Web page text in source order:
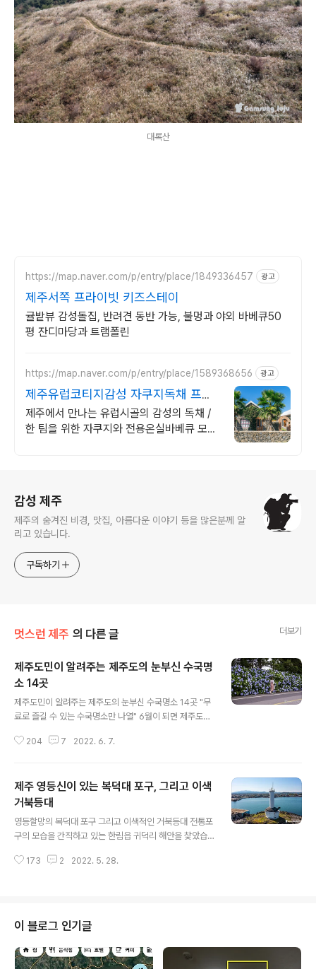
대록산
https://map.naver.com/p/entry/place/1849336457 광고
제주서쪽 프라이빗 키즈스테이
귤밭뷰 감성돌집, 반려견 동반 가능, 불멍과 야외 바베큐50
평 잔디마당과 트램폴린
https://map.naver.com/p/entry/place/1589368656 광고
제주유럽코티지감성 자쿠지독채 프라
이빗 제주여행, 유럽감성
제주에서 만나는 유럽시골의 감성의 독채 /
한 팀을 위한 자쿠지와 전용온실바베큐 모두
감성 제주
제주의 숨겨진 비경, 맛집, 아름다운 이야기 등을 많은분께 알
리고 있습니다.
구독하기
멋스런 제주 의 다른 글 더보기
제주도민이 알려주는 제주도의 눈부신 수국명
소 14곳
제주도민이 알려주는 제주도의 눈부신 수국명소 14곳 "무
료로 즐길 수 있는 수국명소만 나열" 6월이 되면 제주도에
수국명소 중 한 곳인 온평 혼인지에는 벌써 수국이 만개하
욱 풍성한 모습으로 사랑을 받을 것 같습니다. 코로나로 묶
였던 답답함을 털어내듯 많은 사람들이 밖으로 쏟아져 나
오고 있는 요즘입니다. 제주도의 이름난 명소에는 어디를
가든 밀려든 인파로 가득한데요, 6월과 함께 수국이 개화
를 하면서 최고의 볼거리가 하나 더 가미된 형국입니다. 제
주도에는 많은 수국명소들이 있지만 개화하는 시기는 조금
204 7 2022. 6. 7.
제주 영등신이 있는 복덕대 포구, 그리고 이색
거북등대
영등할망의 복덕대 포구 그리고 이색적인 거북등대 전통포
구의 모습을 간직하고 있는 한림읍 귀덕리 해안을 찾았습
현무암을 차곡차곡 쌓아올려 튼튼하게 만들어진 포구의 형
니다. 이곳뿐만이 아니고, 제주도 해안에 남아 있는 전통 포
구의 구조를 자세히 살펴보면 어렵지 않게 이와 같은 형태
를 볼 수 있습니다. 가장 안쪽의 안캐 포구는 태풍 때 어선
을 피신시켜 놓거나 수리할 때 사용했던 곳이고, 중캐는 밀
173 2 2022. 5. 28.
이 블로그 인기글